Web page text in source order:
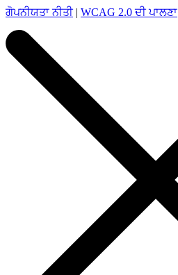
ਗੋਪਨੀਯਤਾ ਨੀਤੀ| WCAG 2.0 ਦੀ ਪਾਲਣਾ